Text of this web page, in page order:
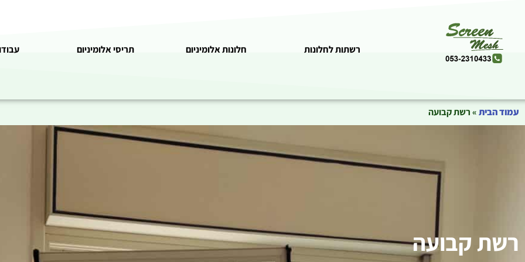
רשתות לחלונות חלונות אלומיניום תריסי אלומיניום
עמוד הבית»רשת קבועה
רשת קבועה